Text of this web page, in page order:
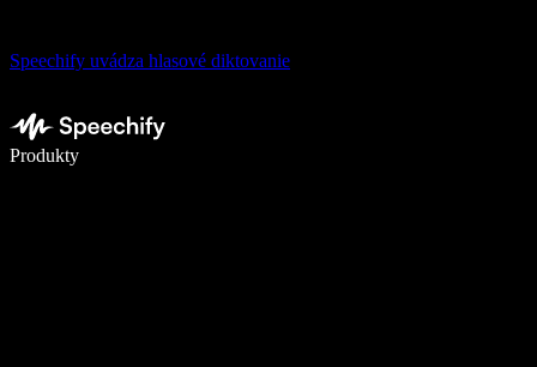
Speechify uvádza hlasové diktovanie
Produkty
Píšte 5× rýchlejšie pomocou hlasového diktovania